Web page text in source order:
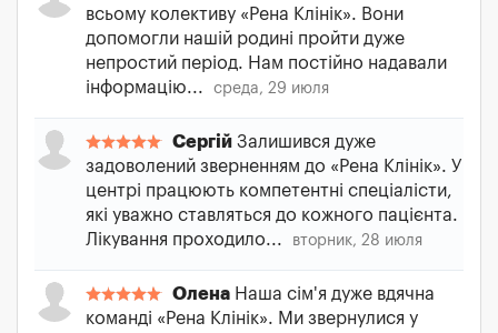
всьому колективу «Рена Клінік». Вони
допомогли нашій родині пройти дуже
непростий період. Нам постійно надавали
інформацію...
среда, 29 июля
Сергій Залишився дуже
задоволений зверненням до «Рена Клінік». У
центрі працюють компетентні спеціалісти,
які уважно ставляться до кожного пацієнта.
Лікування проходило...
вторник, 28 июля
Олена Наша сім'я дуже вдячна
команді «Рена Клінік». Ми звернулися у